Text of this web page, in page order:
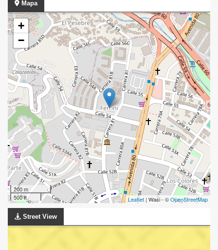
Mapa
+
−
200 m
500 ft
Leaflet | Wasi - ©OpenStreetMap
Street View